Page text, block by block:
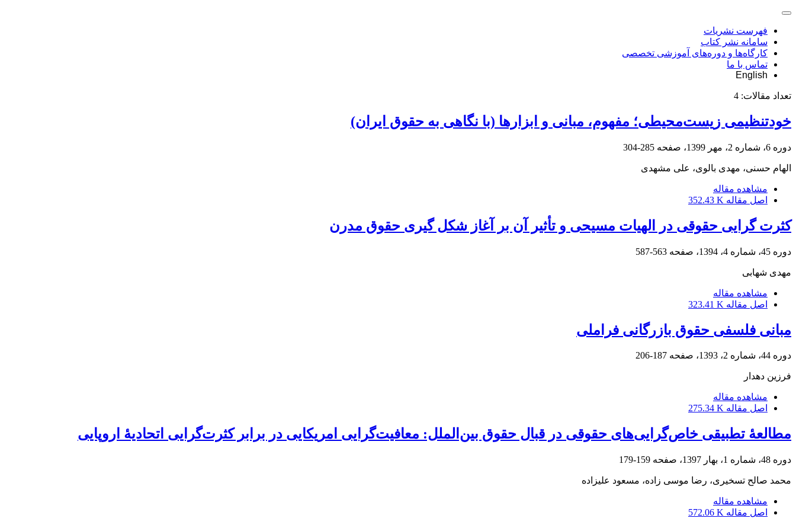
فهرست نشریات
سامانه نشر کتاب
کارگاه‌ها و دوره‌های آموزشی تخصصی
تماس با ما
English
تعداد مقالات: 4
خود‌تنظیمی زیست‌محیطی؛ مفهوم، مبانی و ابزارها (با نگاهی به حقوق ایران)
دوره 6، شماره 2، مهر 1399، صفحه 285-304
الهام حسنی، مهدی بالوی، علی مشهدی
مشاهده مقاله
اصل مقاله 352.43 K
کثرت گرایی حقوقی در الهیات مسیحی و تأثیر آن بر آغاز شکل گیری حقوق مدرن
دوره 45، شماره 4، 1394، صفحه 563-587
مهدی شهابی
مشاهده مقاله
اصل مقاله 323.41 K
مبانی فلسفی حقوق بازرگانی فراملی
دوره 44، شماره 2، 1393، صفحه 187-206
فرزین دهدار
مشاهده مقاله
اصل مقاله 275.34 K
مطالعۀ تطبیقی خاص‌گرایی‌های حقوقی در قبال حقوق بین‌الملل: معافیت‌گرایی امریکایی در برابر کثرت‌گرایی اتحادیۀ اروپایی
دوره 48، شماره 1، بهار 1397، صفحه 159-179
محمد صالح تسخیری، رضا موسی زاده، مسعود علیزاده
مشاهده مقاله
اصل مقاله 572.06 K